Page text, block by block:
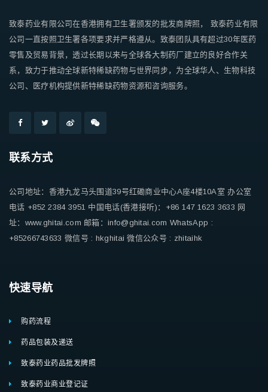
致泰药业有限公司在香港拥有卫生署颁发的批发商牌照， 致泰药业有限
公司一直按照卫生署各项要求并严格遵从。致泰团队具有超过30年医药
零售及贸易背景，透过长期以来与全球各大制药厂建立的良好合作关
系，致力于推动全球新特稀缺药物与世界同步，为全球华人、生物科技
公司、医疗机构提供新特稀缺药物资源和咨询服务。
联系方式
公司地址：香港九龙马头围道39号红磡商业中心A座4楼10A室 办公室
电话 +852 2384 3951 中国电话(香港接听)：+86 147 1623 3633 网
址：www.ghitai.com 邮箱：info@ghitai.com WhatsApp :
+85266743633 微信号 : hkghitai 微信公众号 : zhitaihk
快速导航
购药流程
药品包装及递送
致泰药业药品批发牌照
致泰药业商业登记证